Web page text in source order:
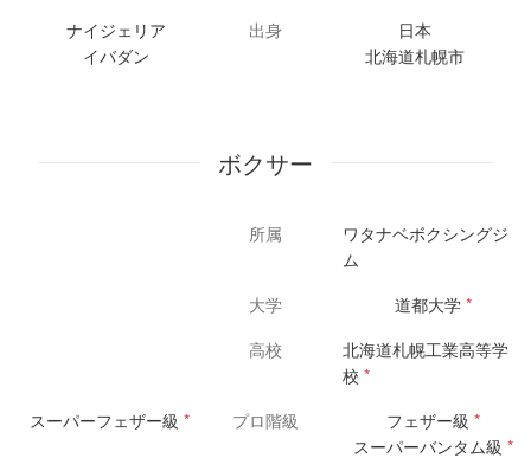
ナイジェリア
イバダン
出身
日本
北海道札幌市
ボクサー
所属
ワタナベボクシングジ
ム
大学
道都大学 *
高校
北海道札幌工業高等学
校 *
スーパーフェザー級 * プロ階級 フェザー級 *
スーパーバンタム級 *